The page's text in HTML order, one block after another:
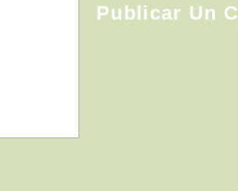
Publicar Un